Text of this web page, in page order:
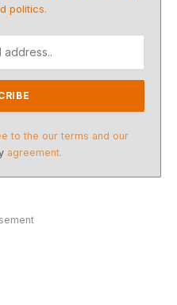
politics.
to the our terms and our
agreement.